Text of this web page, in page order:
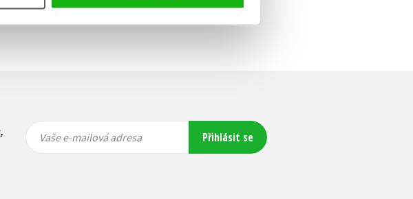
záznamů
Vaše e-
mailová
Vaše e-
mailová
Vaše e-mailová adresa Přihlásit se